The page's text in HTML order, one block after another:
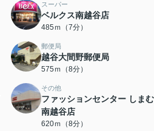
スーパー
ベルクス南越谷店
485ｍ（7分）
郵便局
越谷大間野郵便局
575ｍ（8分）
その他
ファッションセンター しま
南越谷店
620ｍ（8分）